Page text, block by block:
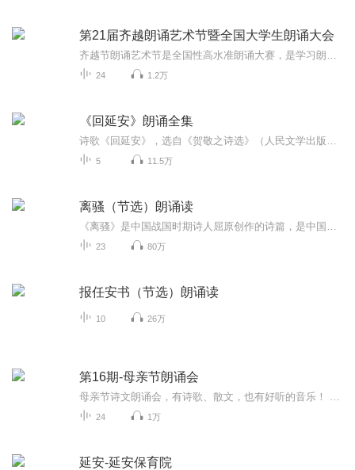
第21届齐越朗诵艺术节暨全国大学生朗诵大会
24 1.2万
《回延安》朗诵全集
5 11.5万
离骚（节选）朗诵读
23 80万
报任安书（节选）朗诵读
10 26万
第16期-母亲节朗诵会
24 1万
延安-延安保育院